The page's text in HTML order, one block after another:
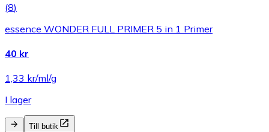
(8)
essence WONDER FULL PRIMER 5 in 1 Primer
40 kr
1,33 kr/ml/g
I lager
Till butik